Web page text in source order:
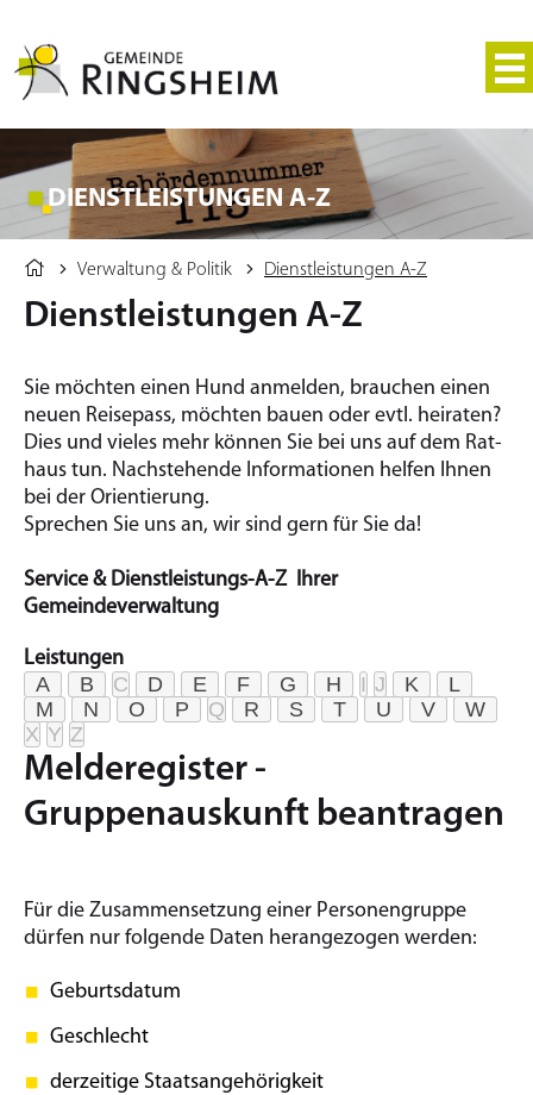
DIENSTLEISTUNGEN A-Z
Verwaltung & Politik Dienstleistungen A-Z
Dienstleistungen A-Z
Sie möchten einen Hund an­mel­den, brau­chen einen
neuen Rei­se­pass, möchten bauen oder evtl. hei­ra­ten?
Dies und vieles mehr kön­nen Sie bei uns auf dem Rat­
haus tun. Nach­ste­hen­de In­for­ma­tio­nen hel­fen Ihnen
bei der Ori­en­tie­rung.
Spre­chen Sie uns an, wir sind gern für Sie da!
Service & Dienstleistungs-A-Z Ihrer
Gemeindeverwaltung
Leistungen
A B C D E F G H I J K
L
M
N O P Q R S T U V
W
X Y Z
Melderegister -
Gruppenauskunft beantragen
Für die Zusammensetzung einer Personengruppe
dürfen nur folgende Daten herangezogen werden:
Geburtsdatum
Geschlecht
derzeitige Staatsangehörigkeit